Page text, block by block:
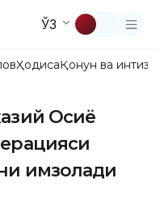
ЎЗ
ҲодисаҚонун ва
Осиё
имзолади